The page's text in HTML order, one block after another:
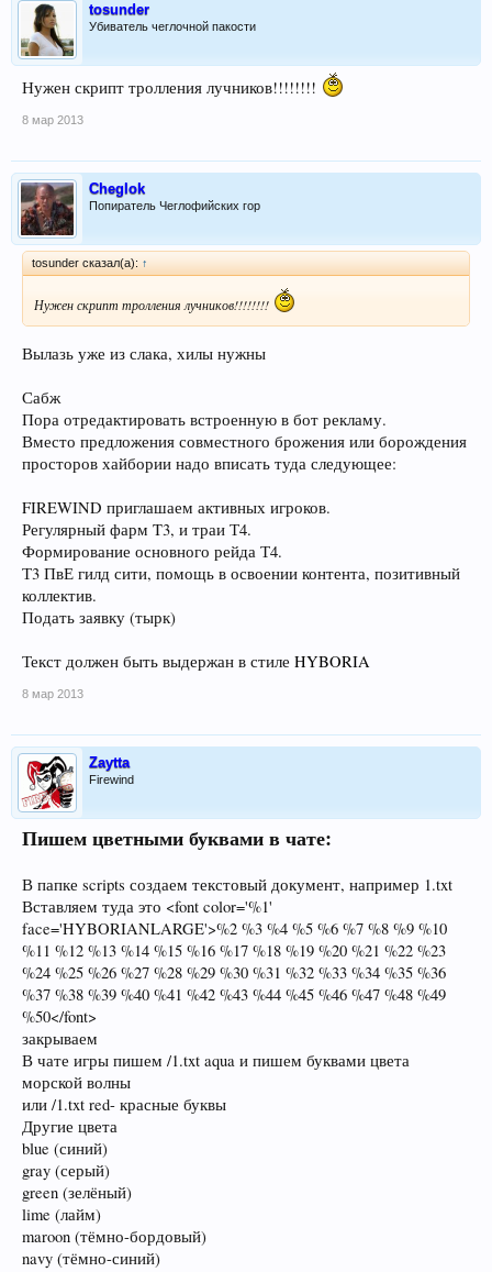
tosunder
Убиватель чеглочной пакости
Нужен скрипт тролления лучников!!!!!!!!
8 мар 2013
Cheglok
Попиратель Чеглофийских гор
tosunder сказал(а): ↑
Нужен скрипт тролления лучников!!!!!!!!
Вылазь уже из слака, хилы нужны
Сабж
Пора отредактировать встроенную в бот рекламу.
Вместо предложения совместного брожения или борождения
просторов хайбории надо вписать туда следующее:
FIREWIND приглашаем активных игроков.
Регулярный фарм T3, и траи Т4.
Формирование основного рейда Т4.
Т3 ПвЕ гилд сити, помощь в освоении контента, позитивный
коллектив.
Подать заявку (тырк)
Текст должен быть выдержан в стиле HYBORIA
8 мар 2013
Zaytta
Firewind
Пишем цветными буквами в чате:
В папке scripts создаем текстовый документ, например 1.txt
Вставляем туда это <font color='%1'
face='HYBORIANLARGE'>%2 %3 %4 %5 %6 %7 %8 %9 %10
%11 %12 %13 %14 %15 %16 %17 %18 %19 %20 %21 %22 %23
%24 %25 %26 %27 %28 %29 %30 %31 %32 %33 %34 %35 %36
%37 %38 %39 %40 %41 %42 %43 %44 %45 %46 %47 %48 %49
%50</font>
закрываем
В чате игры пишем /1.txt aqua и пишем буквами цвета
морской волны
или /1.txt red- красные буквы
Другие цвета
blue (синий)
gray (серый)
green (зелёный)
lime (лайм)
maroon (тёмно-бордовый)
navy (тёмно-синий)